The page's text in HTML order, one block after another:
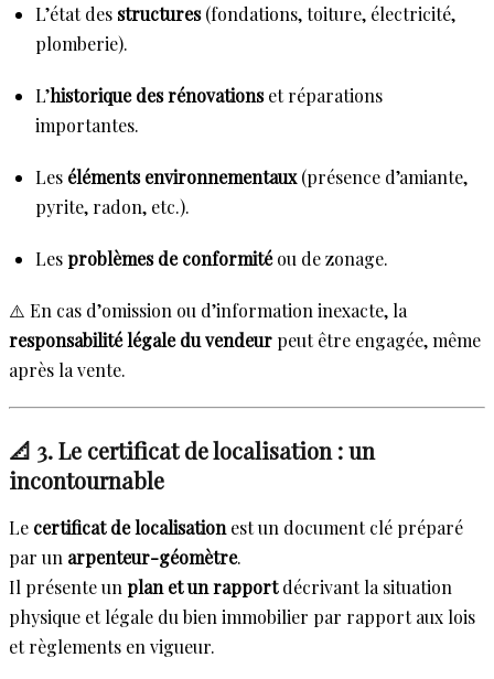
L’état des structures(fondations, toiture, électricité,
plomberie).
L’historique des rénovationset réparations
importantes.
Les éléments environnementaux(présence d’amiante,
pyrite, radon, etc.).
Lesproblèmes de conformitéou de zonage.
⚠️ En cas d’omission ou d’information inexacte, la
responsabilité légale du vendeur peut être engagée, même
après la vente.
📐 3. Le certificat de localisation : un
incontournable
Le certificat de localisation est un document clé préparé
par un arpenteur-géomètre.
Il présente un plan et un rapportdécrivant la situation
physique et légale du bien immobilier par rapport aux lois
et règlements en vigueur.